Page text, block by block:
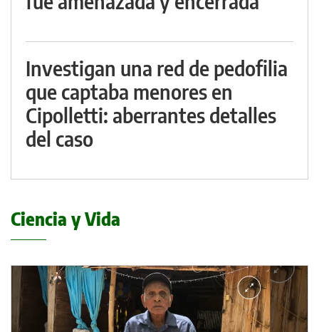
Investigan una red de pedofilia
que captaba menores en
Cipolletti: aberrantes detalles
del caso
Ciencia y Vida